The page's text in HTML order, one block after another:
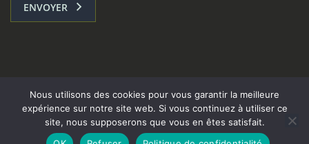
ENVOYER
L’ATELIER COM : Toulouse - contact@atelier-com.fr
Nous utilisons des cookies pour vous garantir la meilleure
expérience sur notre site web. Si vous continuez à utiliser ce
site, nous supposerons que vous en êtes satisfait.